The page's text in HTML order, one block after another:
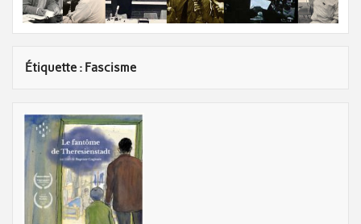
Étiquette : Fascisme